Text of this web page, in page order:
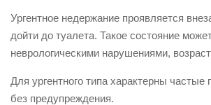
Ургентное недержание проявляется
дойти до туалета. Такое состояние
неврологическими нарушениями,
Для ургентного типа характерны
без предупреждения.